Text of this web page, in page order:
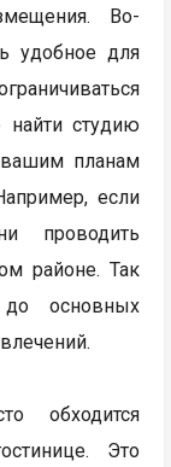
Во-
удобное для
студию
вашим планам
если
проводить
районе. Так
основных
обходится
Это